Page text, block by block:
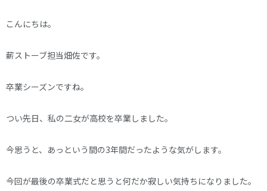
お電話でのご相談はお気軽に
TEL.0574-60-1161
こんにちは。
薪ストーブ担当畑佐です。
卒業シーズンですね。
つい先日、私の二女が高校を卒業しました。
今思うと、あっという間の3年間だったような気がします。
今回が最後の卒業式だと思うと何だか寂しい気持ちになりました。